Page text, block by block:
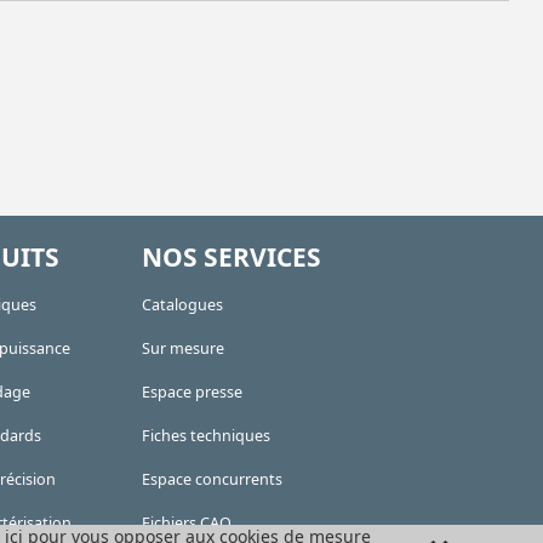
NOS SERVICES
Catalogues
Sur mesure
Espace presse
Fiches techniques
Espace concurrents
Fichiers CAO
ici pour vous opposer aux cookies de mesure